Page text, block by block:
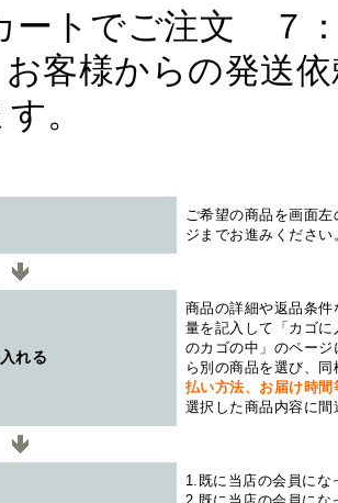
ートでご注文 ７
客様からの発送
。
ご希望の商品を画面
ジまでお進みください
れる
商品の詳細や返品条
量を記入して「カゴ
のカゴの中」のペー
ら別の商品を選び、
払い方法、お届け時
選択した商品内容に
1.既に当店の会員にな